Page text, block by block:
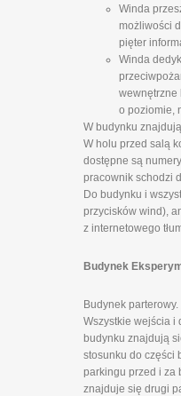
Winda
możliwości
pięter
Winda
wewnętrzne
o poziomie,
W budynku
W holu przed salą
dostępne są
pracownik schodzi
Do budynku i
przycisków wind),
z internetowego
Budynek
Budynek
Wszystkie wejścia i
budynku znajdują
stosunku do części
parkingu przed i za
znajduje się drugi